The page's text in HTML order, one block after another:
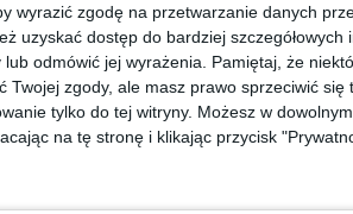
wyrazić zgodę na przetwarzanie danych
uzyskać dostęp do bardziej
odmówić jej wyrażenia.
Pamiętaj, że
Twojej zgody, ale masz prawo sprzeciwić
tylko do tej witryny. Możesz w
na tę stronę i klikając przycisk